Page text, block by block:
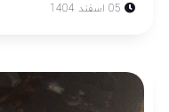
05 اسفند 1404